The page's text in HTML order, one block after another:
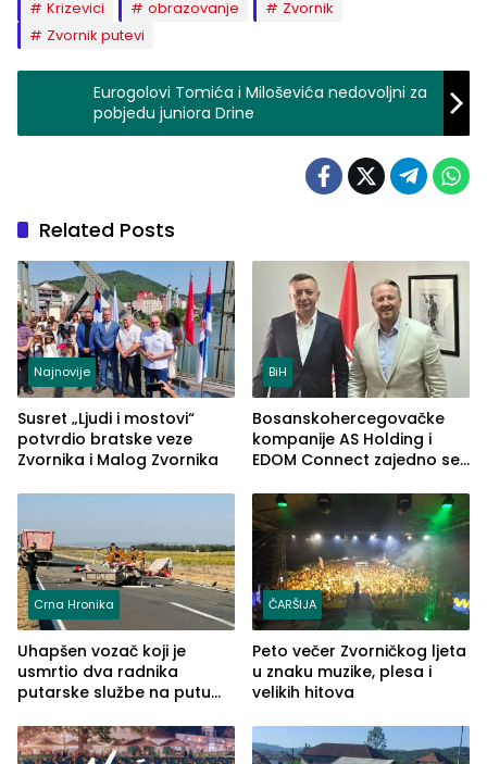
Krizevici
obrazovanje
Zvornik
Zvornik putevi
Eurogolovi Tomića i Miloševića nedovoljni za
pobjedu juniora Drine
Related Posts
Najnovije
Susret „Ljudi i mostovi“
potvrdio bratske veze
Zvornika i Malog Zvornika
BiH
Bosanskohercegovačke
kompanije AS Holding i
EDOM Connect zajedno se
Crna Hronika
Uhapšen vozač koji je
usmrtio dva radnika
putarske službe na putu
(FOTO)
ČARŠIJA
Peto večer Zvorničkog ljeta
u znaku muzike, plesa i
velikih hitova